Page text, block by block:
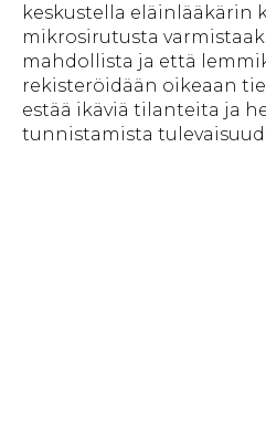
keskustella eläinlääkärin
mikrosirutusta
mahdollista ja että
rekisteröidään oikeaan
estää ikäviä tilanteita ja
tunnistamista